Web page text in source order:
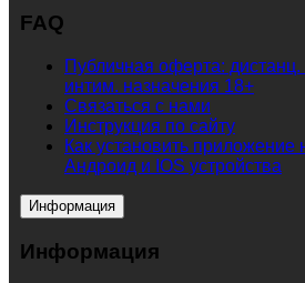
FAQ
Публичная оферта:
интим. назначения 18+
Связаться с нами
Инструкция по сайту
Как установить приложение
Андроид и IOS устройства
Информация
Информация